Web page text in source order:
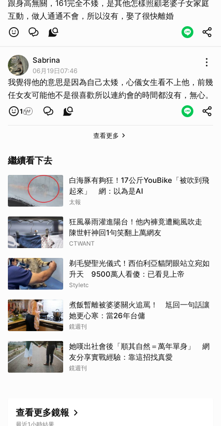
跟身高無關，161完全不矮，是其他怎樣照顧老婆子女家庭
互動，做人通通不會，所以沒有，娶了很快離婚
Sabrina
06月19日07:46
我覺得他的意思是因為自己太矮，心儀女生看不上他，前幾
任女友可能他不是很喜歡所以連約會的時間都沒有，無心。
1
查看更多
繼續看下去
白海豚有夠狂！17公斤YouBike「被吹到飛
起來」 網：以為是AI
太報
狂風暴雨灌進陽台！他內褲竟遭颱風吹走
陳世軒神回1句笑翻上萬網友
CTWANT
剃毛變聖光儀式！西伯利亞貓閉眼站立宛如
升天 9500萬人看傻：已看見上帝
Styletc
煮飯暫離被婆婆關火追罵！ 尪回一句話讓
她更心寒：當26年台傭
鏡週刊
她嘆出社會後「順其自然＝萬年單身」 網
友分享實戰經驗：靠這招找真愛
鏡週刊
查看更多鏡報
最近1小時結果